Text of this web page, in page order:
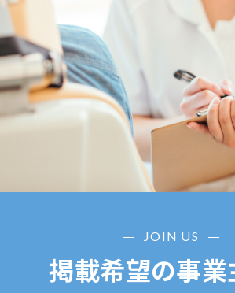
JOIN US
掲載希望の事業